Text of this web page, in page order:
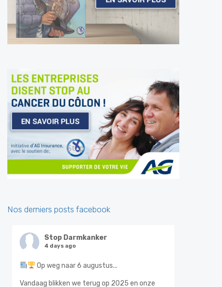
Nos derniers posts facebook
Stop Darmkanker
4 days ago
Op weg naar 6 augustus...
Vandaag blikken we terug op 2025 en onze